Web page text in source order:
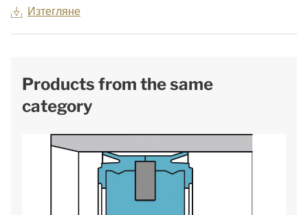
Изтегляне
Products from the same
category